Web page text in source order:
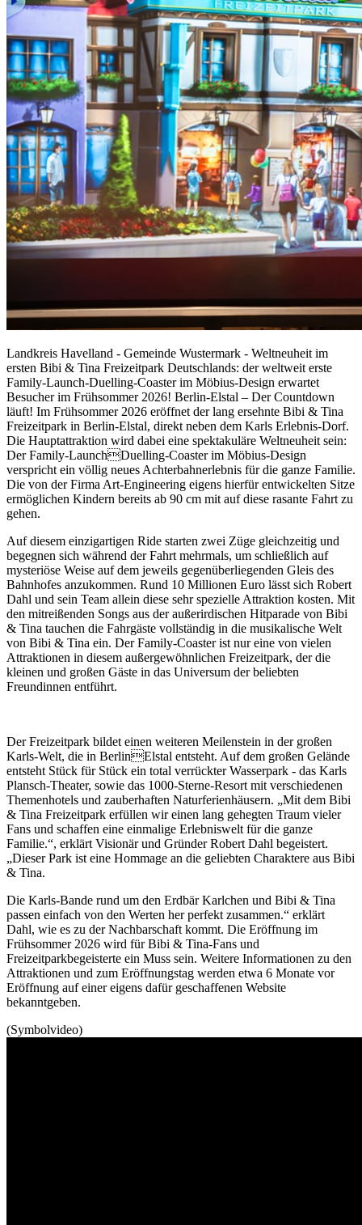
Landkreis Havelland - Gemeinde Wustermark - Weltneuheit im
ersten Bibi & Tina Freizeitpark Deutschlands: der weltweit erste
Family-Launch-Duelling-Coaster im Möbius-Design erwartet
Besucher im Frühsommer 2026! Berlin-Elstal – Der Countdown
läuft! Im Frühsommer 2026 eröffnet der lang ersehnte Bibi & Tina
Freizeitpark in Berlin-Elstal, direkt neben dem Karls Erlebnis-Dorf.
Die Hauptattraktion wird dabei eine spektakuläre Weltneuheit sein:
Der Family-LaunchDuelling-Coaster im Möbius-Design
verspricht ein völlig neues Achterbahnerlebnis für die ganze Familie.
Die von der Firma Art-Engineering eigens hierfür entwickelten Sitze
ermöglichen Kindern bereits ab 90 cm mit auf diese rasante Fahrt zu
gehen.
Auf diesem einzigartigen Ride starten zwei Züge gleichzeitig und
begegnen sich während der Fahrt mehrmals, um schließlich auf
mysteriöse Weise auf dem jeweils gegenüberliegenden Gleis des
Bahnhofes anzukommen. Rund 10 Millionen Euro lässt sich Robert
Dahl und sein Team allein diese sehr spezielle Attraktion kosten. Mit
den mitreißenden Songs aus der außerirdischen Hitparade von Bibi
& Tina tauchen die Fahrgäste vollständig in die musikalische Welt
von Bibi & Tina ein. Der Family-Coaster ist nur eine von vielen
Attraktionen in diesem außergewöhnlichen Freizeitpark, der die
kleinen und großen Gäste in das Universum der beliebten
Freundinnen entführt.
Der Freizeitpark bildet einen weiteren Meilenstein in der großen
Karls-Welt, die in BerlinElstal entsteht. Auf dem großen Gelände
entsteht Stück für Stück ein total verrückter Wasserpark - das Karls
Plansch-Theater, sowie das 1000-Sterne-Resort mit verschiedenen
Themenhotels und zauberhaften Naturferienhäusern. „Mit dem Bibi
& Tina Freizeitpark erfüllen wir einen lang gehegten Traum vieler
Fans und schaffen eine einmalige Erlebniswelt für die ganze
Familie.“, erklärt Visionär und Gründer Robert Dahl begeistert.
„Dieser Park ist eine Hommage an die geliebten Charaktere aus Bibi
& Tina.
Die Karls-Bande rund um den Erdbär Karlchen und Bibi & Tina
passen einfach von den Werten her perfekt zusammen.“ erklärt
Dahl, wie es zu der Nachbarschaft kommt. Die Eröffnung im
Frühsommer 2026 wird für Bibi & Tina-Fans und
Freizeitparkbegeisterte ein Muss sein. Weitere Informationen zu den
Attraktionen und zum Eröffnungstag werden etwa 6 Monate vor
Eröffnung auf einer eigens dafür geschaffenen Website
bekanntgeben.
(Symbolvideo)